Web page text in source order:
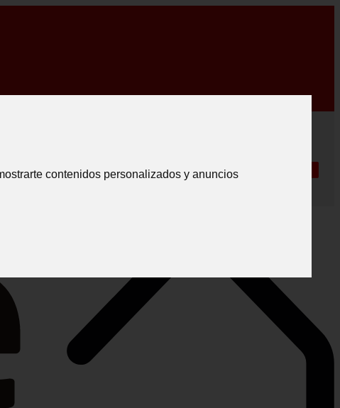
contenidos personalizados y anuncios
Síganos
Português